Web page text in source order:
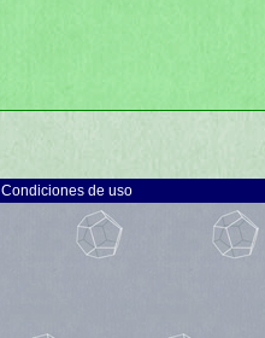
Condiciones de uso